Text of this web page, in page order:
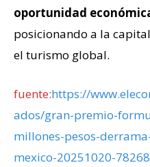
oportunidad
posicionando a la
el turismo global.
fuente:https://
ados/gran-premio-
millones-pesos-
mexico-20251020-